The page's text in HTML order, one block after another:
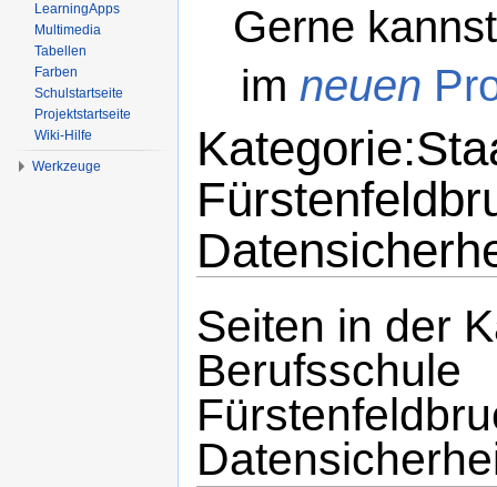
Gerne
im neuen
Seiten in der
Berufsschule
LearningApps
Multimedia
Tabellen
Farben
Schulstartseite
Projektstartseite
Wiki-Hilfe
Werkzeuge